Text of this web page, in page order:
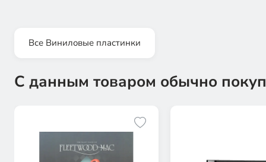
Все Виниловые пластинки
С данным товаром обычно